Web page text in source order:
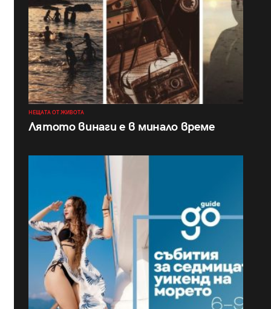
НЕЩАТА ОТ ЖИВОТА
Лятото винаги е в минало време